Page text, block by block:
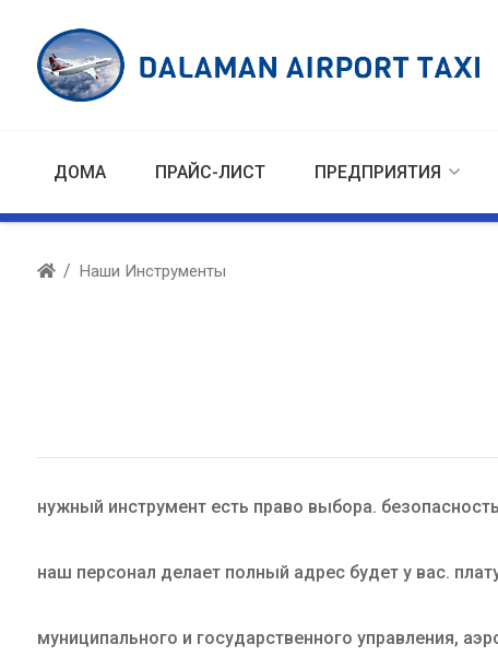
ДОМА ПРАЙС-ЛИСТ ПРЕДПРИЯТИЯ
Наши Инструменты
нужный инструмент есть право выбора.
наш персонал делает полный адрес будет у вас.
муниципального и государственного управления,